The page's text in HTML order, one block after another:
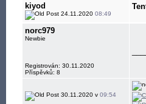
kiyod
24.11.2020 08:49
norc979
Newbie
Registrován: 30.11.2020
Příspěvků: 8
30.11.2020 v 09:54